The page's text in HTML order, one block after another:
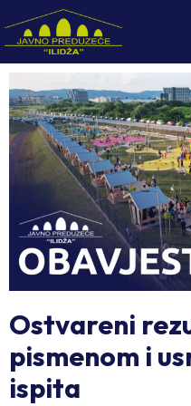
Ostvareni
pismenom i
ispita